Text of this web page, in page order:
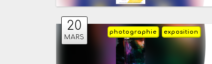
20
MARS
exposition
photographie